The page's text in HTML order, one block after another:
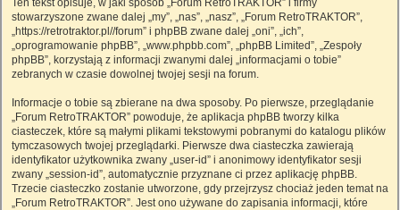
Ten tekst opisuje, w jaki sposób „Forum RetroTRAKTOR” i firmy
stowarzyszone zwane dalej „my”, „nas”, „nasz”, „Forum RetroTRAKTOR”,
„https://retrotraktor.pl//forum” i phpBB zwane dalej „oni”, „ich”,
„oprogramowanie phpBB”, „www.phpbb.com”, „phpBB Limited”, „Zespoły
phpBB”, korzystają z informacji zwanymi dalej „informacjami o tobie”
zebranych w czasie dowolnej twojej sesji na forum.
Informacje o tobie są zbierane na dwa sposoby. Po pierwsze, przeglądanie
„Forum RetroTRAKTOR” powoduje, że aplikacja phpBB tworzy kilka
ciasteczek, które są małymi plikami tekstowymi pobranymi do katalogu plików
tymczasowych twojej przeglądarki. Pierwsze dwa ciasteczka zawierają
identyfikator użytkownika zwany „user-id” i anonimowy identyfikator sesji
zwany „session-id”, automatycznie przyznane ci przez aplikację phpBB.
Trzecie ciasteczko zostanie utworzone, gdy przejrzysz chociaż jeden temat na
„Forum RetroTRAKTOR”. Jest ono używane do zapisania informacji, które